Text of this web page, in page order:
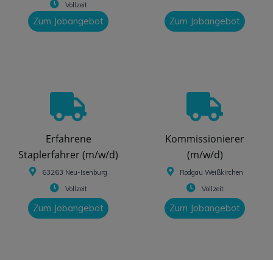
Vollzeit
Zum Jobangebot Zum Jobangebot
Erfahrene
Staplerfahrer (m/w/d)
63263 Neu-Isenburg
Vollzeit
Zum Jobangebot
Kommissionierer
(m/w/d)
Rodgau Weißkirchen
Vollzeit
Zum Jobangebot